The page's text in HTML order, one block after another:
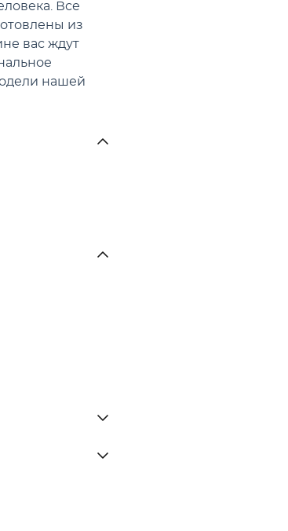
Все
из
вас ждут
нашей